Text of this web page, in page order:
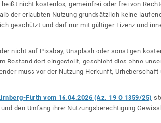
heißt nicht kostenlos, gemeinfrei oder frei von
der erlaubten Nutzung grundsätzlich keine
geschützt und darf nur mit gültiger Lizenz und
nicht auf Pixabay, Unsplash oder sonstigen
Bestand dort eingestellt, geschieht dies ohne
muss vor der Nutzung Herkunft,
Fürth vom 16.04.2026 (Az. 19 O 1359/25)
den Umfang ihrer Nutzungsberechtigung